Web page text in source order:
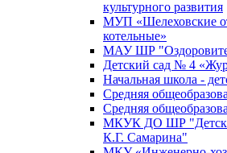
культурного развития
МУП «Шелеховские
котельные»
МАУ ШР
Детский сад № 4
Начальная школа -
Средняя
Средняя
МКУК ДО ШР
К.Г. Самарина"